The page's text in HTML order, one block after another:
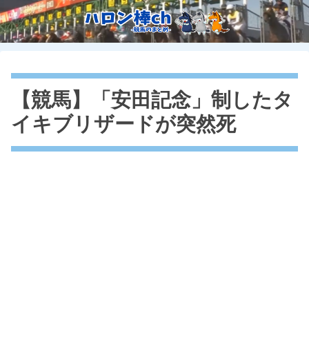
【競馬】「安田記念」制したタ
イキブリザードが突然死